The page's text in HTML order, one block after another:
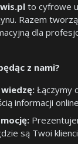
to cyfrowe
Razem
dla
z nami?
Łączymy
informacji
są Twoi